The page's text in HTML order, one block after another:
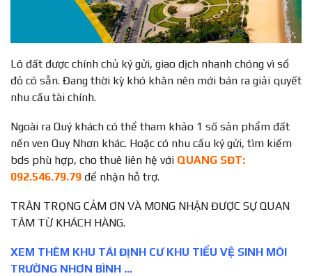
Lô đất được chính chủ ký gửi, giao dịch nhanh chóng vì sổ
đỏ có sẵn. Đang thời kỳ khó khăn nên mới bán ra giải quyết
nhu cầu tài chính.
Ngoài ra Quý khách có thể tham khảo 1 số sản phẩm đất
nền ven Quy Nhơn khác. Hoặc có nhu cầu ký gửi, tìm kiếm
bds phù hợp, cho thuê liên hệ với QUANG SĐT:
092.546.79.79 để nhận hỗ trợ.
TRÂN TRỌNG CẢM ƠN VÀ MONG NHẬN ĐƯỢC SỰ QUAN
TÂM TỪ KHÁCH HÀNG.
XEM THÊM KHU TÁI ĐỊNH CƯ KHU TIỂU VỆ SINH MÔI
TRƯỜNG NHƠN BÌNH …